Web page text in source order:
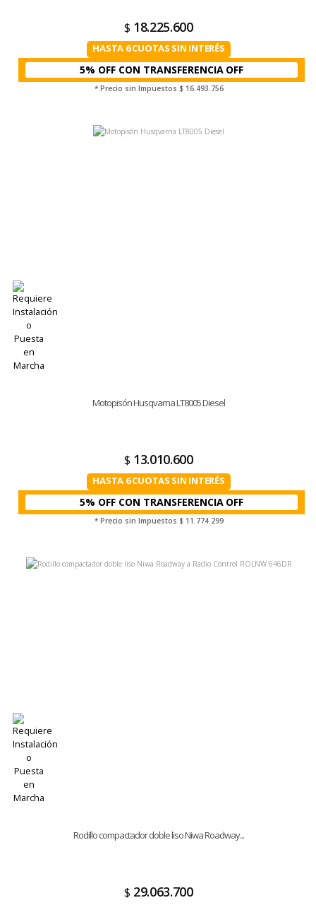
$ 18.225.600
HASTA 6 CUOTAS SIN INTERÉS
5% OFF CON TRANSFERENCIA
* Precio sin Impuestos $ 16.493.756
Motopisón Husqvarna LT8005 Diesel
$ 13.010.600
HASTA 6 CUOTAS SIN INTERÉS
5% OFF CON TRANSFERENCIA
* Precio sin Impuestos $ 11.774.299
Rodillo compactador doble liso Niwa Roadway...
$ 29.063.700